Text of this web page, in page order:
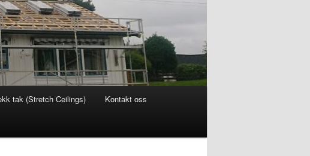
tak (Stretch Ceilings) Kontakt oss